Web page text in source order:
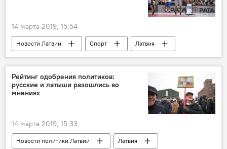
14 марта 2019, 15:54
Новости Латвии Спорт Латвия
Рейтинг одобрения политиков:
русские и латыши разошлись во
мнениях
14 марта 2019, 15:33
Новости политики Латвии
Латвия